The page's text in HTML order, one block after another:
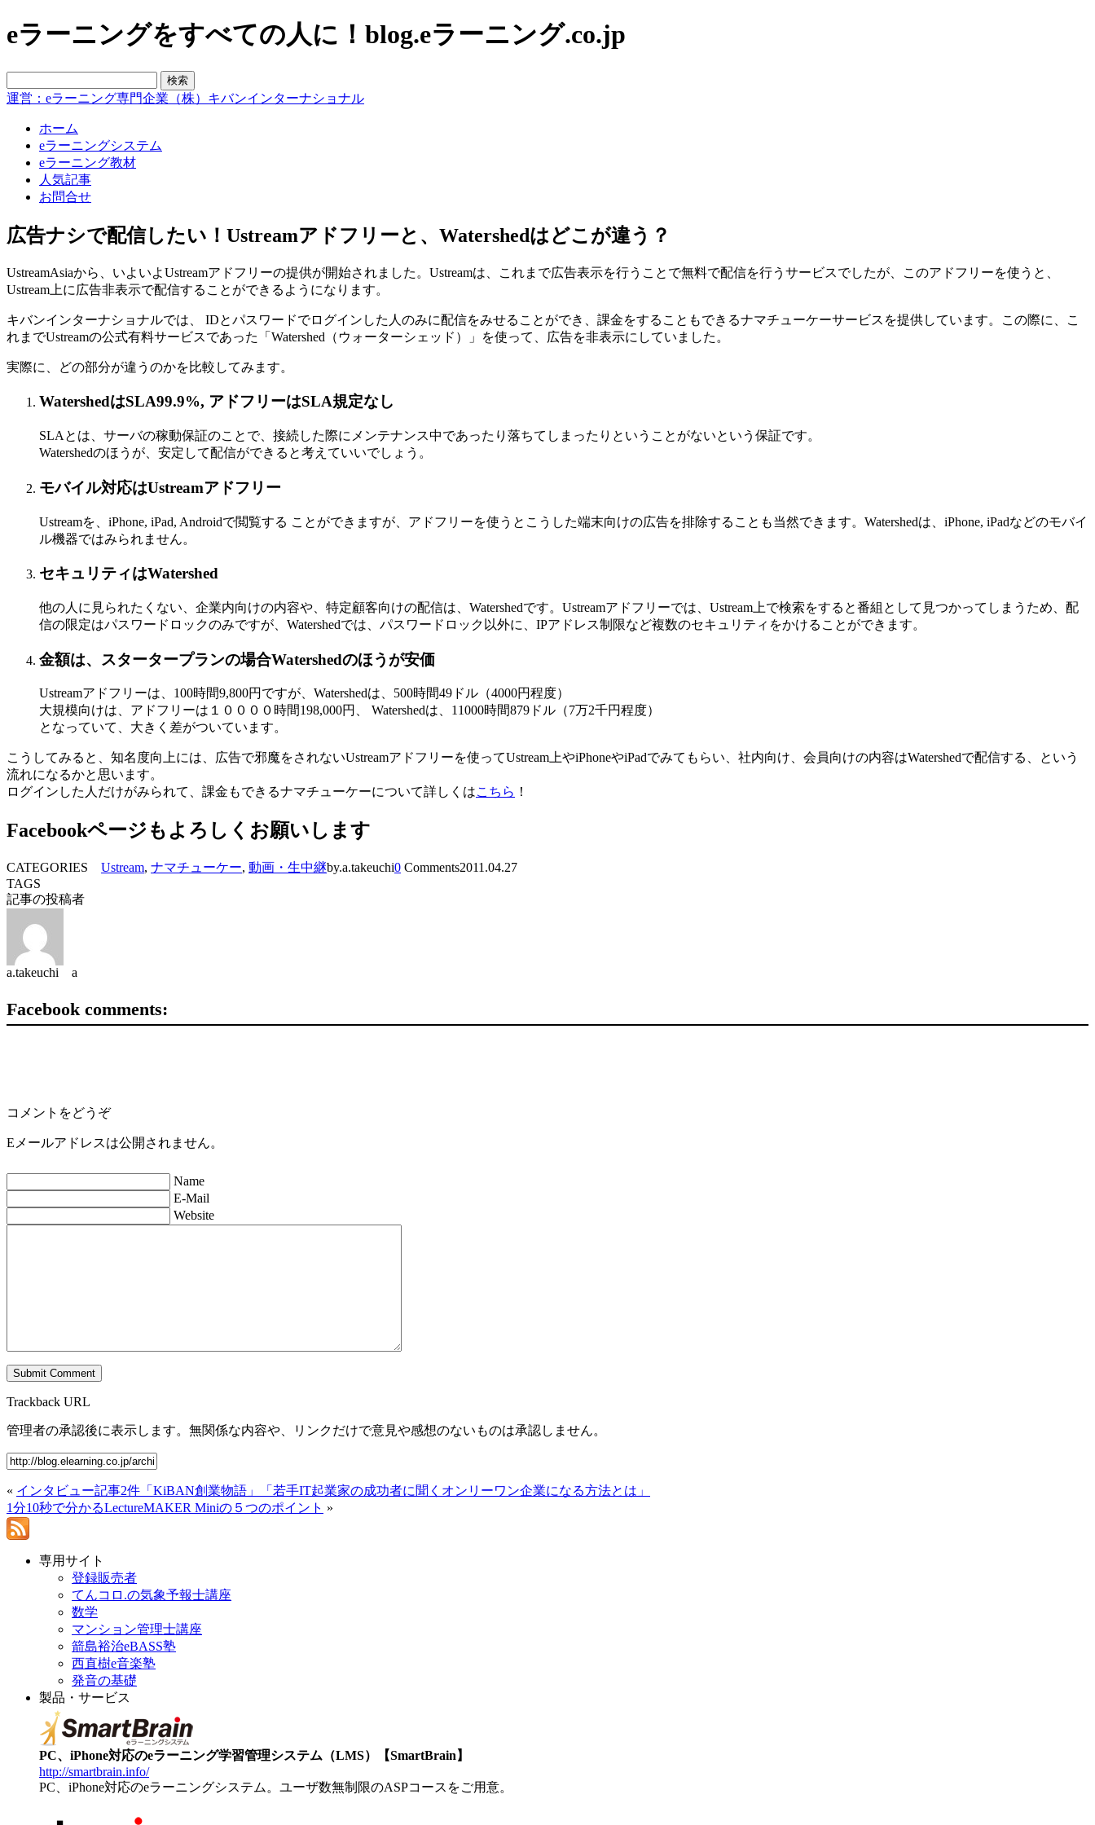
eラーニングをすべての人に！blog.eラーニング.co.jp
運営：eラーニング専門企業（株）キバンインターナショナル
ホーム
eラーニングシステム
eラーニング教材
人気記事
お問合せ
広告ナシで配信したい！Ustreamアドフリーと、Watershedはどこが違う？
UstreamAsiaから、いよいよUstreamアドフリーの提供が開始されました。Ustreamは、これまで広告表示を行うことで無料で配信を行うサービスでしたが、このアドフリーを使うと、
Ustream上に広告非表示で配信することができるようになります。
キバンインターナショナルでは、 IDとパスワードでログインした人のみに配信をみせることができ、課金をすることもできるナマチューケーサービスを提供しています。この際に、こ
れまでUstreamの公式有料サービスであった「Watershed（ウォーターシェッド）」を使って、広告を非表示にしていました。
実際に、どの部分が違うのかを比較してみます。
WatershedはSLA99.9%, アドフリーはSLA規定なし
SLAとは、サーバの稼動保証のことで、接続した際にメンテナンス中であったり落ちてしまったりということがないという保証です。
Watershedのほうが、安定して配信ができると考えていいでしょう。
モバイル対応はUstreamアドフリー
Ustreamを、iPhone, iPad, Androidで閲覧する ことができますが、アドフリーを使うとこうした端末向けの広告を排除することも当然できます。Watershedは、iPhone, iPadなどのモバイ
ル機器ではみられません。
セキュリティはWatershed
他の人に見られたくない、企業内向けの内容や、特定顧客向けの配信は、Watershedです。Ustreamアドフリーでは、Ustream上で検索をすると番組として見つかってしまうため、配
信の限定はパスワードロックのみですが、Watershedでは、パスワードロック以外に、IPアドレス制限など複数のセキュリティをかけることができます。
金額は、スタータープランの場合Watershedのほうが安価
Ustreamアドフリーは、100時間9,800円ですが、Watershedは、500時間49ドル（4000円程度）
大規模向けは、アドフリーは１００００時間198,000円、 Watershedは、11000時間879ドル（7万2千円程度）
となっていて、大きく差がついています。
こうしてみると、知名度向上には、広告で邪魔をされないUstreamアドフリーを使ってUstream上やiPhoneやiPadでみてもらい、社内向け、会員向けの内容はWatershedで配信する、という
流れになるかと思います。
ログインした人だけがみられて、課金もできるナマチューケーについて詳しくはこちら ！
Facebookページもよろしくお願いします
CATEGORIES Ustream, ナマチューケー, 動画・生中継by.a.takeuchi0 Comments2011.04.27
TAGS
記事の投稿者
a.takeuchi a
Facebook comments:
コメントをどうぞ
Eメールアドレスは公開されません。
Name
E-Mail
Website
Trackback URL
管理者の承認後に表示します。無関係な内容や、リンクだけで意見や感想のないものは承認しません。
« インタビュー記事2件「KiBAN創業物語」「若手IT起業家の成功者に聞くオンリーワン企業になる方法とは」
1分10秒で分かるLectureMAKER Miniの５つのポイント »
専用サイト
登録販売者
てんコロ.の気象予報士講座
数学
マンション管理士講座
箭島裕治eBASS塾
西直樹e音楽塾
発音の基礎
製品・サービス
PC、iPhone対応のeラーニング学習管理システム（LMS）【SmartBrain】
http://smartbrain.info/
PC、iPhone対応のeラーニングシステム。ユーザ数無制限のASPコースをご用意。